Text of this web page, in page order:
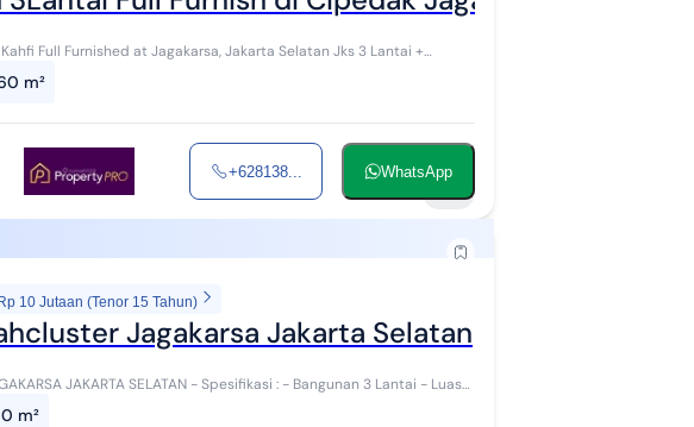
Full Furnished at Jagakarsa, Jakarta Selatan Jks 3 Lantai +
m²
+628138... WhatsApp
Rp 10 Jutaan (Tenor 15 Tahun)
Jagakarsa Jakarta Selatan
- Spesifikasi : - Bangunan 3 Lantai - Luas
m²